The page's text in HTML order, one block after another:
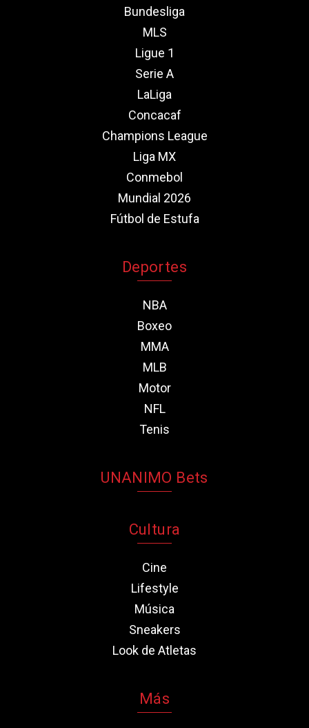
Bundesliga
MLS
Ligue 1
Serie A
LaLiga
Concacaf
Champions League
Liga MX
Conmebol
Mundial 2026
Fútbol de Estufa
Deportes
NBA
Boxeo
MMA
MLB
Motor
NFL
Tenis
UNANIMO Bets
Cultura
Cine
Lifestyle
Música
Sneakers
Look de Atletas
Más